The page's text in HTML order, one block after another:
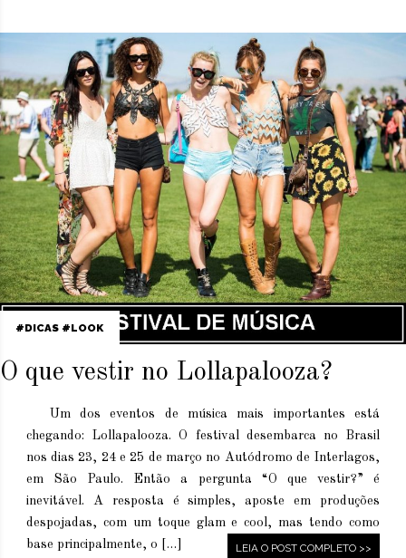
DICAS LOOK
O que vestir no Lollapalooza?
Um dos eventos de música mais importantes está
chegando: Lollapalooza. O festival desembarca no Brasil
nos dias 23, 24 e 25 de março no Autódromo de Interlagos,
em São Paulo. Então a pergunta “O que vestir?” é
inevitável. A resposta é simples, aposte em produções
despojadas, com um toque glam e cool, mas tendo como
base principalmente, o […]
LEIA O POST COMPLETO >>